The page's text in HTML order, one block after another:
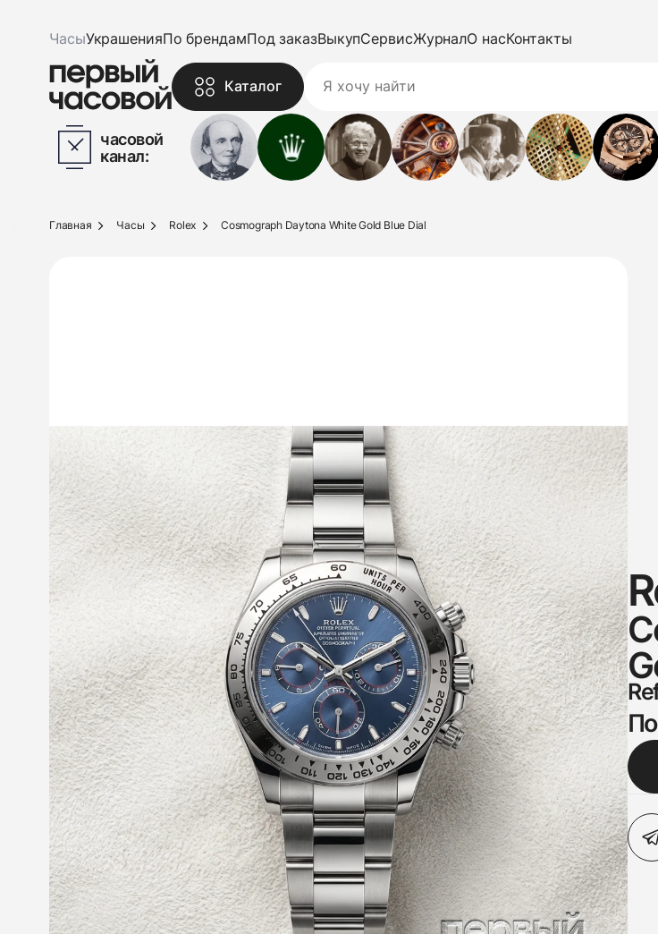
ЧасыУкрашенияПо брендамПод заказВыкупСервисЖурналО насКонтакты
Каталог
часовой
канал:
Главная Часы Rolex Cosmograph Daytona White Gold Blue Dial